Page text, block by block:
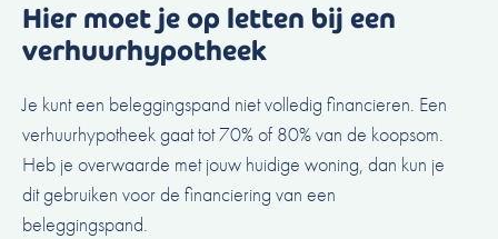
Hier moet je op letten bij een
verhuurhypotheek
Je kunt een beleggingspand niet volledig financieren. Een
verhuurhypotheek gaat tot 70% of 80% van de koopsom.
Heb je overwaarde met jouw huidige woning, dan kun je
dit gebruiken voor de financiering van een
beleggingspand.